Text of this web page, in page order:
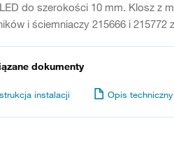
do szerokości 10 mm. Klosz z
i ściemniaczy 215666 i 215772
dokumenty
instalacji Opis techniczny